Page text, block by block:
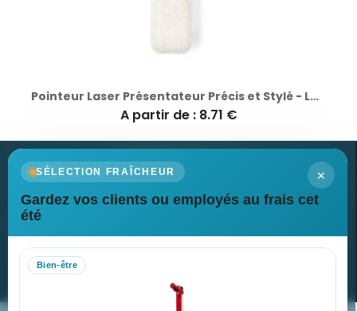
Pointeur Laser Présentateur Précis et Stylé - Lesi
A partir de : 8.71 €
×
SÉLECTION FRAÎCHEUR
Gardez vos clients ou employés au frais cet
été
Bien-être
Newsletter
Recevez nos dernières nouvelles et nos offres spéciales